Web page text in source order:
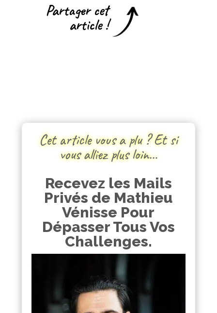
Partager cet
article !
Cet article vous a plu ? Et si
vous alliez plus loin…
Recevez les Mails
Privés de Mathieu
Vénisse Pour
Dépasser Tous Vos
Challenges.